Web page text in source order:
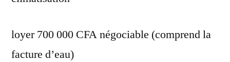
loyer 700 000 CFA négociable (comprend la
facture d’eau)